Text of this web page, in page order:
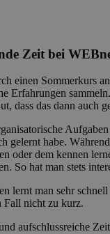
Zeit bei
einen Sommerkurs
Erfahrungen
dass das dann auch
gelernt habe.
oder dem kennen
So hat man stets
lernt man sehr
Fall nicht zu kurz.
aufschlussreiche